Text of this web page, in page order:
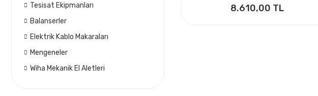
Tesisat Ekipmanları
Balanserler
Elektrik Kablo Makaraları
Mengeneler
Wiha Mekanik El Aletleri
8.610,00 TL